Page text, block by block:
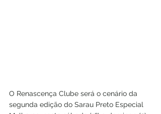
O Renascença Clube será o cenário da
segunda edição do Sarau Preto Especial